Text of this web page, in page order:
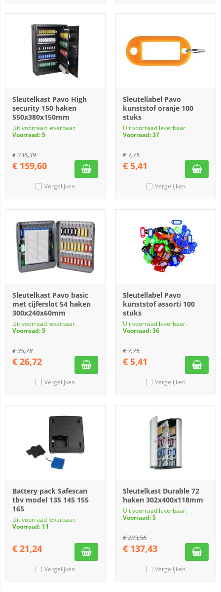
Sleutelkast Pavo High
security 150 haken
550x380x150mm
Uit voorraad leverbaar.
Voorraad: 5
€236,39
€ 159,60
Vergelijken
Sleutellabel Pavo
kunststof oranje 100
stuks
Uit voorraad leverbaar.
Voorraad: 37
€7,75
€ 5,41
Vergelijken
Sleutelkast Pavo basic
met cijferslot 54 haken
300x240x60mm
Uit voorraad leverbaar.
Voorraad: 5
€35,78
€ 26,72
Vergelijken
Sleutellabel Pavo
kunststof assorti 100
stuks
Uit voorraad leverbaar.
Voorraad: 36
€7,75
€ 5,41
Vergelijken
Battery pack Safescan
tbv model 135 145 155
165
Uit voorraad leverbaar.
Voorraad: 11
€ 21,24
Vergelijken
Sleutelkast Durable 72
haken 302x400x118mm
Uit voorraad leverbaar.
Voorraad: 5
€223,56
€ 137,43
Vergelijken